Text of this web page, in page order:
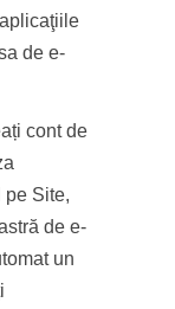
de e-
cont de
Site,
de e-
un